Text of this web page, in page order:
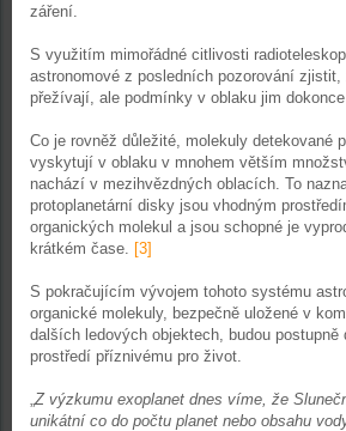
záření.
S využitím mimořádné citlivosti
astronomové z posledních pozorování
přežívají, ale podmínky v oblaku jim
Co je rovněž důležité, molekuly detekované
vyskytují v oblaku v mnohem větším
nachází v mezihvězdných oblacích. To
protoplanetární disky jsou vhodným
organických molekul a jsou schopné je
krátkém čase. [3]
S pokračujícím vývojem tohoto systému
organické molekuly, bezpečně uložené v
dalších ledových objektech, budou postupně
prostředí příznivému pro život.
„Z výzkumu exoplanet dnes víme, že
unikátní co do počtu planet nebo obsahu